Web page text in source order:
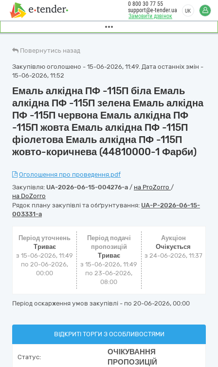
Замовити дзвінок
0 800 30 77 55
support@e-tender.ua
UK
Повернутись назад
Закупівлю оголошено - 15-06-2026, 11:49. Дата останніх змін -
15-06-2026, 11:52
Емаль алкідна ПФ -115П біла Емаль
алкідна ПФ -115П зелена Емаль алкідна
ПФ -115П червона Емаль алкідна ПФ
-115П жовта Емаль алкідна ПФ -115П
фіолетова Емаль алкідна ПФ -115П
жовто-коричнева (44810000-1 Фарби)
Оголошення про проведення.pdf
Закупівля: UA-2026-06-15-004276-a / на ProZorro /
на DoZorro
Рядок плану закупівлі та обґрунтування: UA-P-2026-06-15-
003331-a
Період уточнень
Триває
з 15-06-2026, 11:49
по 20-06-2026,
00:00
Період подачі
пропозицій
Триває
з 15-06-2026, 11:49
по 23-06-2026,
08:00
Аукціон
Очікується
з 24-06-2026, 11:37
Період оскарження умов закупівлі - по 20-06-2026, 00:00
ВІДКРИТІ ТОРГИ З ОСОБЛИВОСТЯМИ
Статус:
ОЧІКУВАННЯ
ПРОПОЗИЦІЙ